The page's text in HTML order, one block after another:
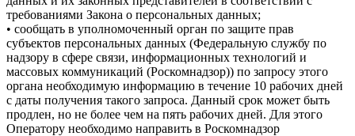
требованиями Закона о персональных данных;
• сообщать в уполномоченный орган по защите прав
субъектов персональных данных (Федеральную службу по
надзору в сфере связи, информационных технологий и
массовых коммуникаций (Роскомнадзор)) по запросу этого
органа необходимую информацию в течение 10 рабочих дней
с даты получения такого запроса. Данный срок может быть
продлен, но не более чем на пять рабочих дней. Для этого
Оператору необходимо направить в Роскомнадзор